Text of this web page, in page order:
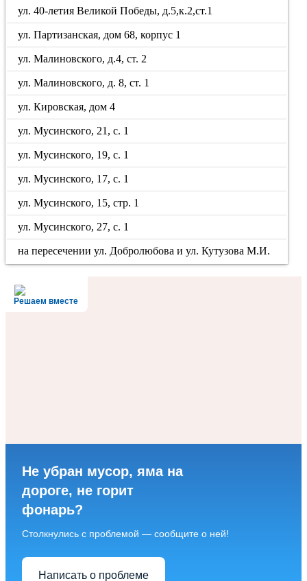
ул. 40-летия Великой Победы, д.5,к.2,ст.1
ул. Партизанская, дом 68, корпус 1
ул. Малиновского, д.4, ст. 2
ул. Малиновского, д. 8, ст. 1
ул. Кировская, дом 4
ул. Мусинского, 21, с. 1
ул. Мусинского, 19, с. 1
ул. Мусинского, 17, с. 1
ул. Мусинского, 15, стр. 1
ул. Мусинского, 27, с. 1
на пересечении ул. Добролюбова и ул. Кутузова М.И.
Решаем вместе
Не убран мусор, яма на
дороге, не горит
фонарь?
Столкнулись с проблемой — сообщите о ней!
Написать о проблеме